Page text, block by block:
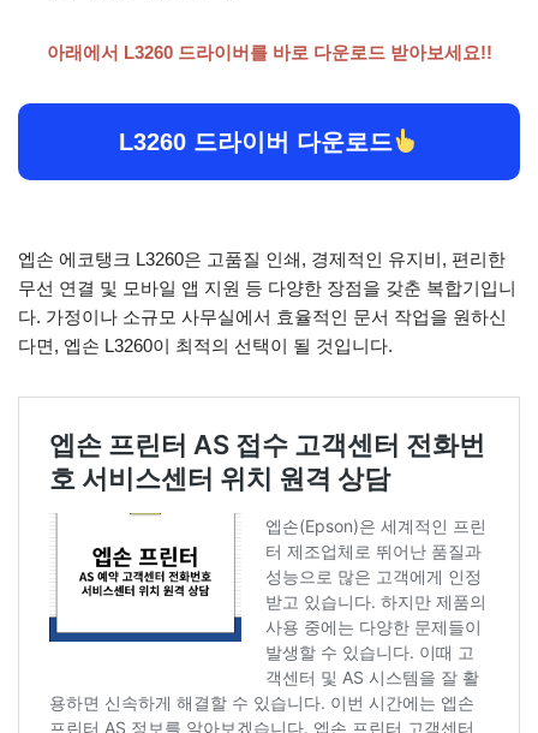
아래에서 L3260 드라이버를 바로 다운로드 받아보세요!!
L3260 드라이버 다운로드
엡손 에코탱크 L3260은 고품질 인쇄, 경제적인 유지비, 편리한
무선 연결 및 모바일 앱 지원 등 다양한 장점을 갖춘 복합기입니
다. 가정이나 소규모 사무실에서 효율적인 문서 작업을 원하신
다면, 엡손 L3260이 최적의 선택이 될 것입니다.